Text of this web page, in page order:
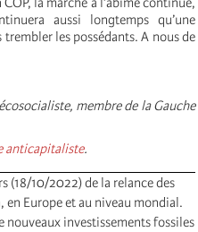
aussi longtemps qu’une
les possédants. A nous de
membre de la Gauche
anticapitaliste.
(18/10/2022) de la relance des
Europe et au niveau mondial.
nouveaux investissements fossiles